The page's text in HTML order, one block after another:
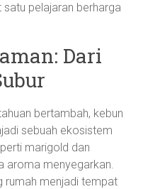
pelajaran berharga
Dari
bertambah, kebun
sebuah ekosistem
marigold dan
aroma menyegarkan.
rumah menjadi tempat